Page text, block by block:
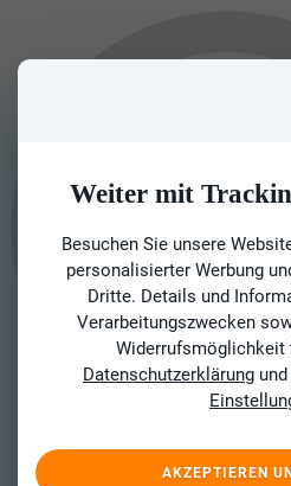
Weiter mit
Besuchen Sie unsere
personalisierter Werbung
Dritte. Details und
Verarbeitungszwecken
Widerrufsmöglichkeit
Datenschutzerklärung
AKZEPTIEREN